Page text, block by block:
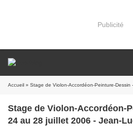
Publicité
Accueil » Stage de Violon-Accordéon-Peinture-Dessin - du 24 au 28 juillet 2006 - Jean-
Stage de Violon-Accordéon-
24 au 28 juillet 2006 - Jean-